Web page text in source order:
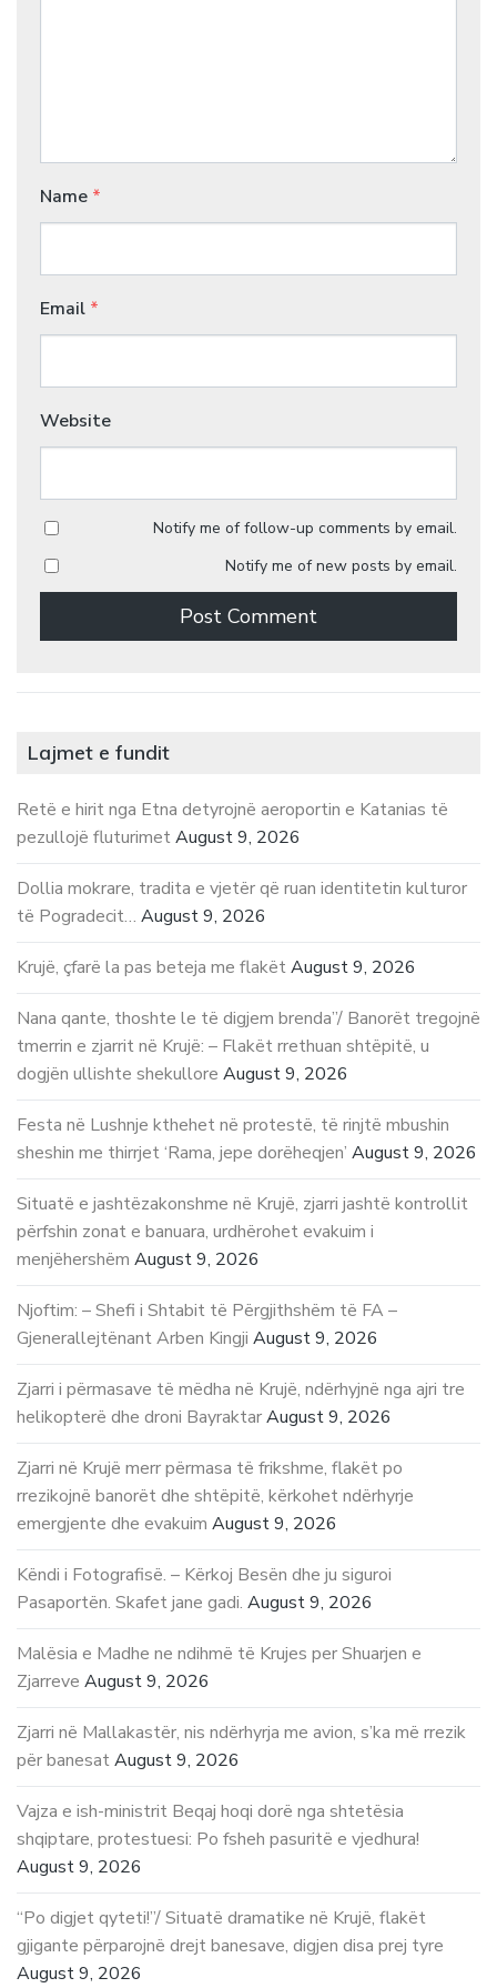
Name *
Email *
Website
Notify me of follow-up comments by email.
Notify me of new posts by email.
Lajmet e fundit
Retë e hirit nga Etna detyrojnë aeroportin e Katanias të
pezullojë fluturimetAugust 9, 2026
Dollia mokrare, tradita e vjetër që ruan identitetin kulturor
të Pogradecit… August 9, 2026
Krujë, çfarë la pas beteja me flakëtAugust 9, 2026
Nana qante, thoshte le të digjem brenda”/ Banorët tregojnë
tmerrin e zjarrit në Krujë: – Flakët rrethuan shtëpitë, u
dogjën ullishte shekullore August 9, 2026
Festa në Lushnje kthehet në protestë, të rinjtë mbushin
sheshin me thirrjet ‘Rama, jepe dorëheqjen’ August 9, 2026
Situatë e jashtëzakonshme në Krujë, zjarri jashtë kontrollit
përfshin zonat e banuara, urdhërohet evakuim i
menjëhershëm August 9, 2026
Njoftim: – Shefi i Shtabit të Përgjithshëm të FA –
Gjenerallejtënant Arben Kingji August 9, 2026
Zjarri i përmasave të mëdha në Krujë, ndërhyjnë nga ajri tre
helikopterë dhe droni BayraktarAugust 9, 2026
Zjarri në Krujë merr përmasa të frikshme, flakët po
rrezikojnë banorët dhe shtëpitë, kërkohet ndërhyrje
emergjente dhe evakuim August 9, 2026
Këndi i Fotografisë. – Kërkoj Besën dhe ju siguroi
Pasaportën. Skafet jane gadi. August 9, 2026
Malësia e Madhe ne ndihmë të Krujes per Shuarjen e
Zjarreve August 9, 2026
Zjarri në Mallakastër, nis ndërhyrja me avion, s’ka më rrezik
për banesatAugust 9, 2026
Vajza e ish-ministrit Beqaj hoqi dorë nga shtetësia
shqiptare, protestuesi: Po fsheh pasuritë e vjedhura!
August 9, 2026
“Po digjet qyteti!”/ Situatë dramatike në Krujë, flakët
gjigante përparojnë drejt banesave, digjen disa prej tyre
August 9, 2026